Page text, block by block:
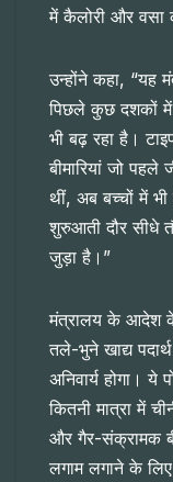
में कैलोरी और वसा
उन्होंने कहा, “यह
पिछले कुछ दशकों में
भी बढ़ रहा है।
बीमारियां जो
थीं, अब बच्चों में भी
शुरुआती दौर सीधे
जुड़ा है।”
मंत्रालय के आदेश
तले-भुने खाद्य
अनिवार्य होगा। ये
कितनी मात्रा में
और गैर-संक्रामक
लगाम लगाने के लिए